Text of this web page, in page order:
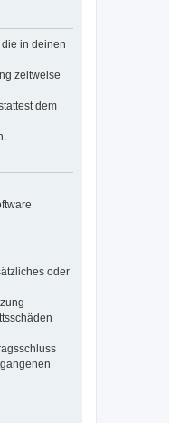
in deinen
zeitweise
dem
oder